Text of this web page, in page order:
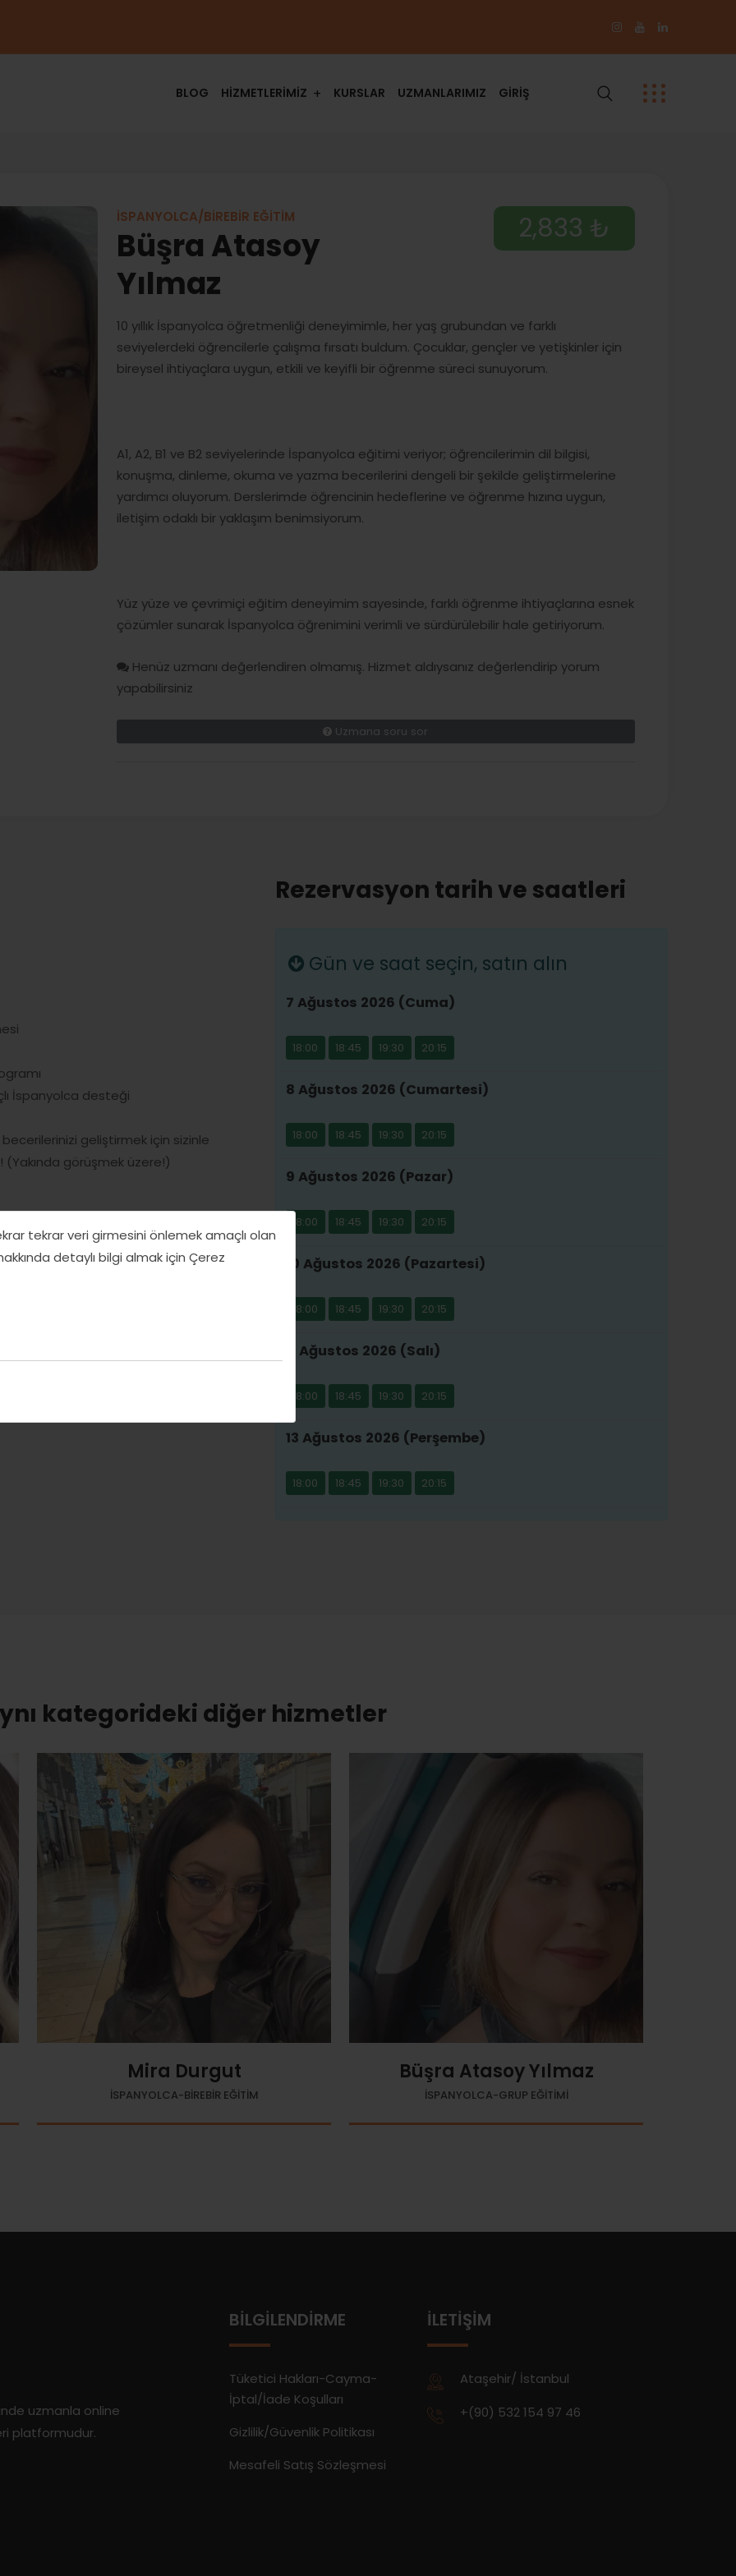
tekrar veri girmesini önlemek amaçlı olan
detaylı bilgi almak için Çerez
BLOG HİZMETLERİMİZ KURSLAR UZMANLARIMIZ GİRİŞ
İSPANYOLCA/BİREBİR EĞİTİM
Büşra Atasoy
Yılmaz
2,833 ₺
10 yıllık İspanyolca öğretmenliği deneyimimle, her yaş grubundan ve farklı
seviyelerdeki öğrencilerle çalışma fırsatı buldum. Çocuklar, gençler ve yetişkinler için
bireysel ihtiyaçlara uygun, etkili ve keyifli bir öğrenme süreci sunuyorum.
A1, A2, B1 ve B2 seviyelerinde İspanyolca eğitimi veriyor; öğrencilerimin dil bilgisi,
konuşma, dinleme, okuma ve yazma becerilerini dengeli bir şekilde geliştirmelerine
yardımcı oluyorum. Derslerimde öğrencinin hedeflerine ve öğrenme hızına uygun,
iletişim odaklı bir yaklaşım benimsiyorum.
Yüz yüze ve çevrimiçi eğitim deneyimim sayesinde, farklı öğrenme ihtiyaçlarına esnek
çözümler sunarak İspanyolca öğrenimini verimli ve sürdürülebilir hale getiriyorum.
Henüz uzmanı değerlendiren olmamış. Hizmet aldıysanız değerlendirip yorum
yapabilirsiniz
Uzmana soru sor
İspanyolca desteği
geliştirmek için sizinle
görüşmek üzere!)
Rezervasyon tarih ve saatleri
Gün ve saat seçin, satın alın
7 Ağustos 2026 (Cuma)
18:00 18:45 19:30 20:15
8 Ağustos 2026 (Cumartesi)
18:00 18:45 19:30 20:15
9 Ağustos 2026 (Pazar)
18:00 18:45 19:30 20:15
10 Ağustos 2026 (Pazartesi)
18:00 18:45 19:30 20:15
11 Ağustos 2026 (Salı)
18:00 18:45 19:30 20:15
13 Ağustos 2026 (Perşembe)
18:00 18:45 19:30 20:15
kategorideki diğer hizmetler
Mira Durgut
İSPANYOLCA-BİREBİR EĞİTİM
Büşra Atasoy Yılmaz
İSPANYOLCA-GRUP EĞİTİMİ
uzmanla online
platformudur.
BILGILENDIRME
Tüketici Hakları-Cayma-
İptal/İade Koşulları
Gizlilik/Güvenlik Politikası
Mesafeli Satış Sözleşmesi
İLETIŞIM
Ataşehir/ İstanbul
+(90) 532 154 97 46